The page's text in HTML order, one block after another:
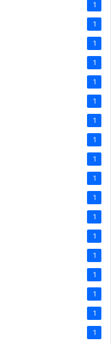
1
1
1
1
1
1
1
1
1
1
1
1
1
1
1
1
1
1